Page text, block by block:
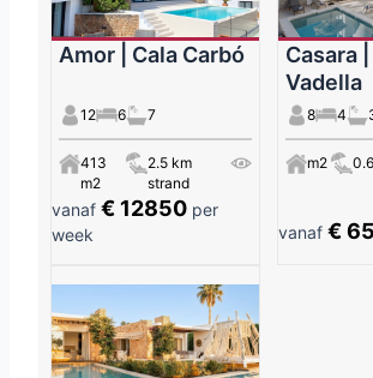
Amor | Cala Carbó
12 6 7
413
m2
2.5 km
strand
vanaf€ 12850 per
week
Casara
Vadella
8 4
m2
vanaf€